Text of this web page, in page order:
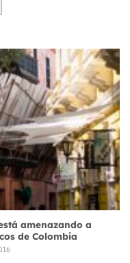
amenazando a
de Colombia